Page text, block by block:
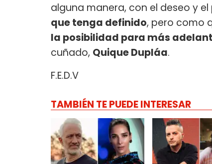
alguna manera, con el deseo y
que tenga definido, pero como
la posibilidad para más
cuñado, Quique Dupláa.
F.E.D.V
TAMBIÉN TE PUEDE INTERESAR